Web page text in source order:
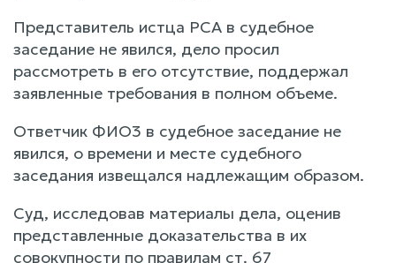
Представитель истца РСА в судебное
заседание не явился, дело просил
рассмотреть в его отсутствие, поддержал
заявленные требования в полном объеме.
Ответчик ФИО3 в судебное заседание не
явился, о времени и месте судебного
заседания извещался надлежащим образом.
Суд, исследовав материалы дела, оценив
представленные доказательства в их
совокупности по правилам ст. 67